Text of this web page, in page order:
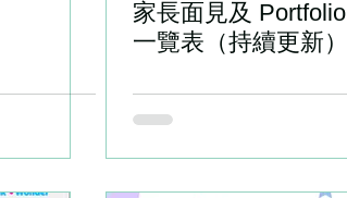
家長面見及 Portfolio
一覽表（持續更新）